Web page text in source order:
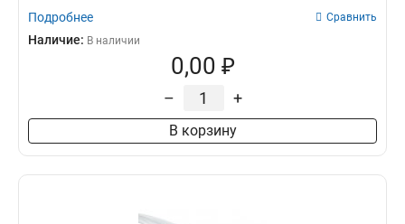
Подробнее Сравнить
Наличие: В наличии
0,00 ₽
– +
В корзину